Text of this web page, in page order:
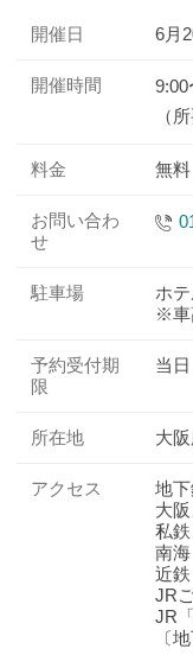
開催日 6月
開催時間 9:00
（
料金 無料
お問い合わ
せ
駐車場
ホ
※車
予約受付期
限
当
所在地 大
アクセス
地
大
私
南
近
JR
JR
〔